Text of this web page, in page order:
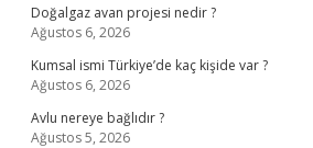
Doğalgaz avan projesi nedir ?
Ağustos 6, 2026
Kumsal ismi Türkiye’de kaç kişide var ?
Ağustos 6, 2026
Avlu nereye bağlıdır ?
Ağustos 5, 2026